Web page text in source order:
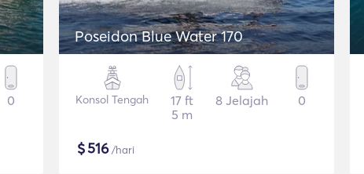
0
Poseidon Blue Water 170
Konsol Tengah
17 ft
5 m
8 Jelajah 0
$516/hari